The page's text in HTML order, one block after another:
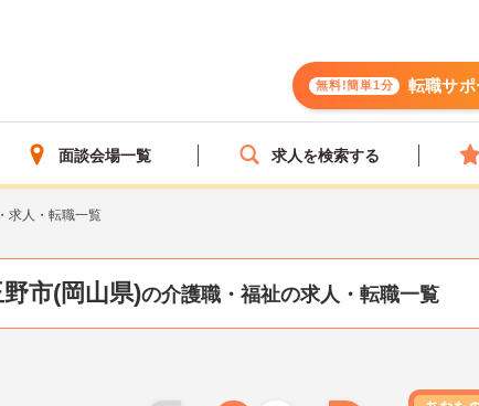
無料!簡単1分 転職サ
面談会場一覧 求人を検索する
求人・転職一覧
市(岡山県)の介護職・福祉の求人・転職一覧